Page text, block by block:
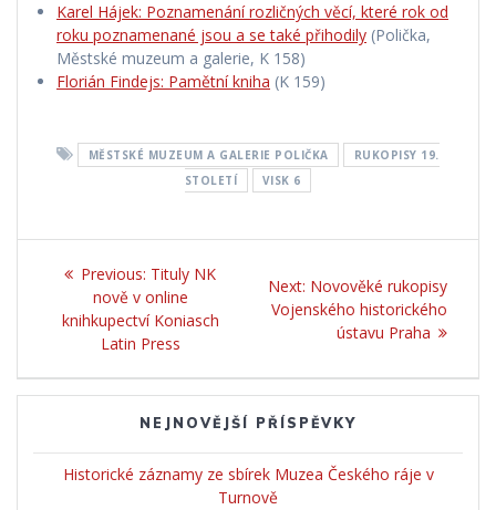
Karel Hájek: Poznamenání rozličných věcí, které rok od
roku poznamenané jsou a se také přihodily (Polička,
Městské muzeum a galerie, K 158)
Florián Findejs: Pamětní kniha (K 159)
MĚSTSKÉ MUZEUM A GALERIE POLIČKA
RUKOPISY 19.
STOLETÍ
VISK 6
Navigace
pro
příspěvek
Previous: Previous
post:
Tituly NK
nově v online
knihkupectví Koniasch
Latin Press
Next: Next
post:
Novověké rukopisy
Vojenského historického
ústavu Praha
NEJNOVĚJŠÍ PŘÍSPĚVKY
Historické záznamy ze sbírek Muzea Českého ráje v
Turnově